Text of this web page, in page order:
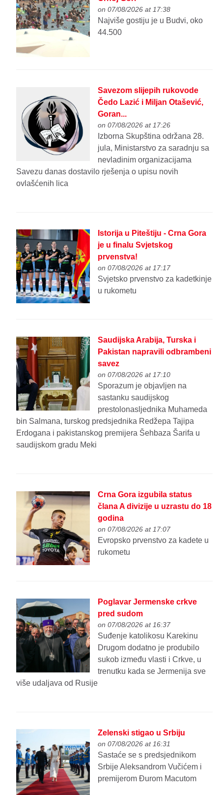
on 07/08/2026 at 17:38
Najviše gostiju je u Budvi, oko
44.500
Savezom slijepih rukovode
Čedo Lazić i Miljan Otašević,
Goran...
on 07/08/2026 at 17:26
Izborna Skupština održana 28.
jula, Ministarstvo za saradnju sa
nevladinim organizacijama
Savezu danas dostavilo rješenja o upisu novih
ovlašćenih lica
Istorija u Piteštiju - Crna Gora
je u finalu Svjetskog
prvenstva!
on 07/08/2026 at 17:17
Svjetsko prvenstvo za kadetkinje
u rukometu
Saudijska Arabija, Turska i
Pakistan napravili odbrambeni
savez
on 07/08/2026 at 17:10
Sporazum je objavljen na
sastanku saudijskog
prestolonasljednika Muhameda
bin Salmana, turskog predsjednika Redžepa Tajipa
Erdogana i pakistanskog premijera Šehbaza Šarifa u
saudijskom gradu Meki
Crna Gora izgubila status
člana A divizije u uzrastu do 18
godina
on 07/08/2026 at 17:07
Evropsko prvenstvo za kadete u
rukometu
Poglavar Jermenske crkve
pred sudom
on 07/08/2026 at 16:37
Suđenje katolikosu Karekinu
Drugom dodatno je produbilo
sukob između vlasti i Crkve, u
trenutku kada se Jermenija sve
više udaljava od Rusije
Zelenski stigao u Srbiju
on 07/08/2026 at 16:31
Sastaće se s predsjednikom
Srbije Aleksandrom Vučićem i
premijerom Đurom Macutom